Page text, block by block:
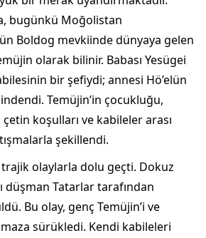
bugünkü Moğolistan
Boldog mevkiinde dünyaya gelen
olarak bilinir. Babası Yesügei
bir şefiydi; annesi Hö’elün
Temüjin’in çocukluğu,
çetin koşulları ve kabileler arası
şekillendi.
trajik olaylarla dolu geçti. Dokuz
düşman Tatarlar tarafından
Bu olay, genç Temüjin’i ve
sürükledi. Kendi kabileleri